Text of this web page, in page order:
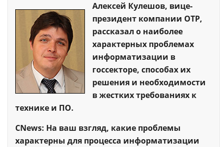
Алексей Кулешов, вице-
президент компании ОТР,
рассказал о наиболее
характерных проблемах
информатизации в
госсекторе, способах их
решения и необходимости
в жестких требованиях к
технике и ПО.
CNews: На ваш взгляд, какие проблемы
характерны для процесса информатизации